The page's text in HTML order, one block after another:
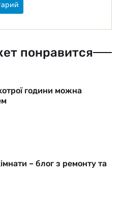
понравится
години можна
– блог з ремонту та